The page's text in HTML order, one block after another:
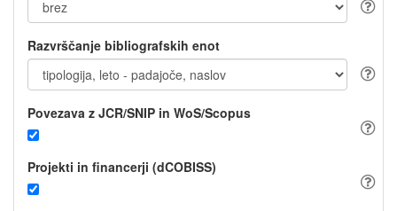
Razvrščanje bibliografskih enot
Povezava z JCR/SNIP in WoS/Scopus
Projekti in financerji (dCOBISS)